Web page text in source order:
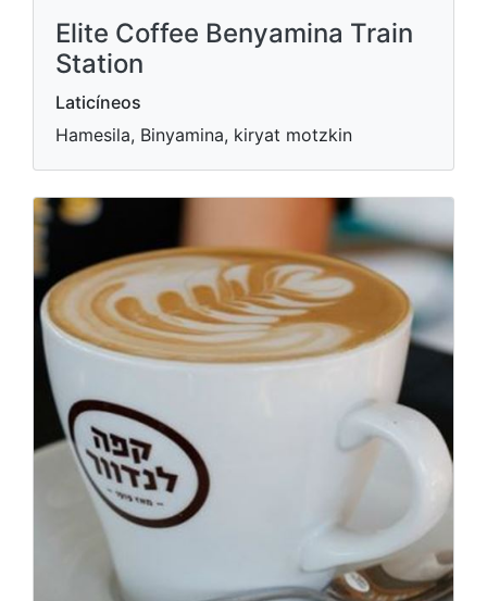
Elite Coffee Benyamina Train
Station
Laticíneos
Hamesila, Binyamina, kiryat motzkin